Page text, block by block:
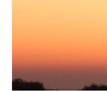
Gehen Sie mit